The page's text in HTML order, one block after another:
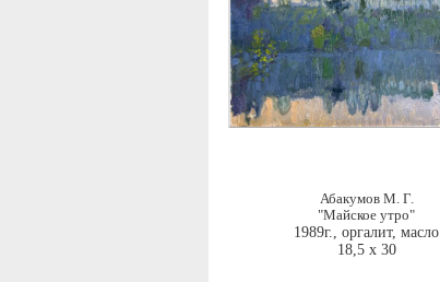
Абакумов М. Г.
"Майское утро"
1989г., оргалит, масло
18,5 x 30